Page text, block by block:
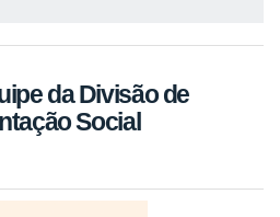
da Divisão de
Social